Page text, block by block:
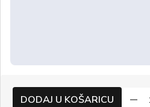
DODAJ U KOŠARICU